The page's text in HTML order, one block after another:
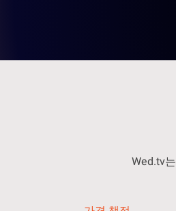
Wed.tv